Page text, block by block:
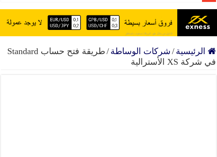
بونص بدون إيداع 111 دولار من شركة HEADWAY
إنضم إلى افضل شركة تداول موثوق حسابات إسلامية
15 عام من النجاح تداول مع exness وسيط مرخص وموثوقالرئيسية / شركات الوساطة /
طريقة فتح حساب Standard
في شركة XS الأسترالية